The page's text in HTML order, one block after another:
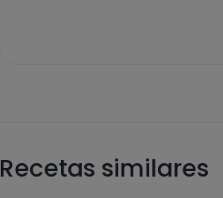
Recetas similares